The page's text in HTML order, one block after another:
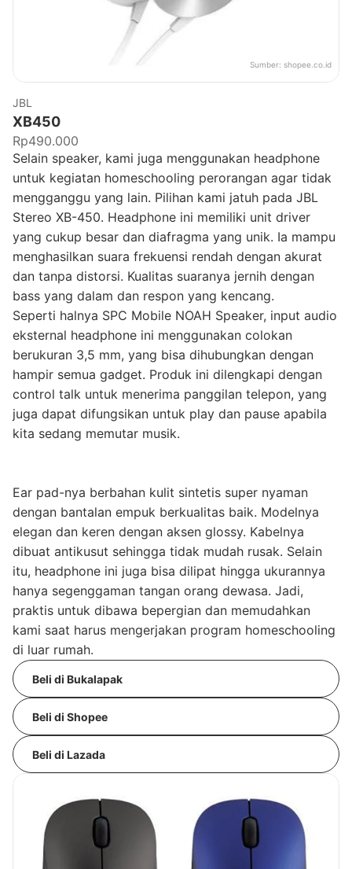
Sumber: shopee.co.id
JBL
XB450
Rp490.000
Selain speaker, kami juga menggunakan headphone
untuk kegiatan homeschooling perorangan agar tidak
mengganggu yang lain. Pilihan kami jatuh pada JBL
Stereo XB-450. Headphone ini memiliki unit driver
yang cukup besar dan diafragma yang unik. Ia mampu
menghasilkan suara frekuensi rendah dengan akurat
dan tanpa distorsi. Kualitas suaranya jernih dengan
bass yang dalam dan respon yang kencang.
Seperti halnya SPC Mobile NOAH Speaker, input audio
eksternal headphone ini menggunakan colokan
berukuran 3,5 mm, yang bisa dihubungkan dengan
hampir semua gadget. Produk ini dilengkapi dengan
control talk untuk menerima panggilan telepon, yang
juga dapat difungsikan untuk play dan pause apabila
kita sedang memutar musik.
Ear pad-nya berbahan kulit sintetis super nyaman
dengan bantalan empuk berkualitas baik. Modelnya
elegan dan keren dengan aksen glossy. Kabelnya
dibuat antikusut sehingga tidak mudah rusak. Selain
itu, headphone ini juga bisa dilipat hingga ukurannya
hanya segenggaman tangan orang dewasa. Jadi,
praktis untuk dibawa bepergian dan memudahkan
kami saat harus mengerjakan program homeschooling
di luar rumah.
Beli di Bukalapak
Beli di Shopee
Beli di Lazada